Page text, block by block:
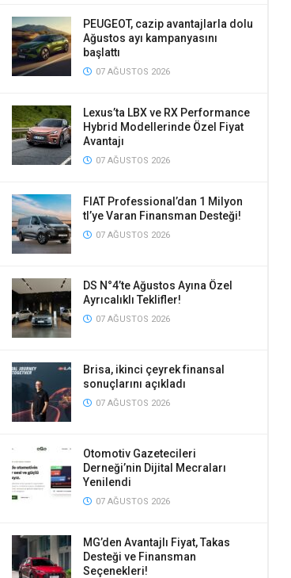
PEUGEOT, cazip avantajlarla dolu
Ağustos ayı kampanyasını
başlattı
07 AĞUSTOS 2026
Lexus’ta LBX ve RX Performance
Hybrid Modellerinde Özel Fiyat
Avantajı
07 AĞUSTOS 2026
FIAT Professional’dan 1 Milyon
tl’ye Varan Finansman Desteği!
07 AĞUSTOS 2026
DS N°4’te Ağustos Ayına Özel
Ayrıcalıklı Teklifler!
07 AĞUSTOS 2026
Brisa, ikinci çeyrek finansal
sonuçlarını açıkladı
07 AĞUSTOS 2026
Otomotiv Gazetecileri
Derneği’nin Dijital Mecraları
Yenilendi
07 AĞUSTOS 2026
MG’den Avantajlı Fiyat, Takas
Desteği ve Finansman
Seçenekleri!